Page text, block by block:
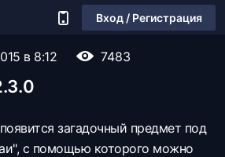
Вход / Регистрация
в 8:12 7483
загадочный предмет под
с помощью которого можно